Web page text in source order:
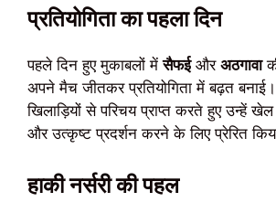
प्रतियोगिता का पहला दिन
पहले दिन हुए मुकाबलों मेंसैफईऔर अठगावा
अपने मैच जीतकर प्रतियोगिता में बढ़त
खिलाड़ियों से परिचय प्राप्त करते हुए उन्हें
और उत्कृष्ट प्रदर्शन करने के लिए प्रेरित
हाकी नर्सरी की पहल